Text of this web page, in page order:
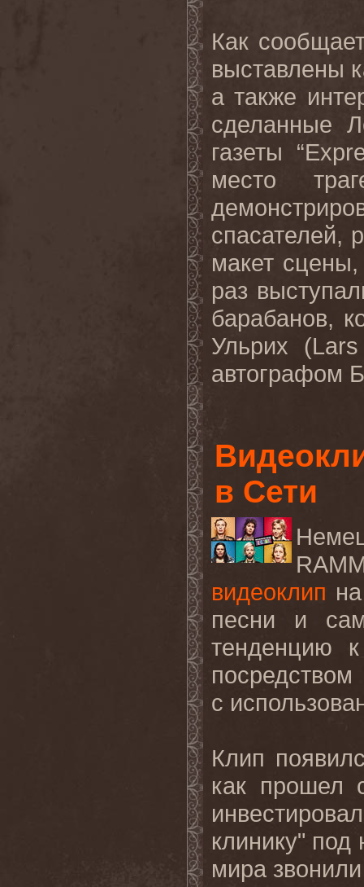
Как
выставлены
а также
сделанные
газеты
место
спасателей,
макет
раз
барабанов,
Ульрих (
автографом
в Сети
видеоклип
песни и
тенденцию
с
Клип
как прошел
клинику" под
мира